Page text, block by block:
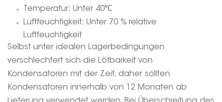
Temperatur: Unter 40℃
Luftfeuchtigkeit: Unter 70 % relative
Luftfeuchtigkeit
Selbst unter idealen Lagerbedingungen
verschlechtert sich die Lötbarkeit von
Kondensatoren mit der Zeit, daher sollten
Kondensatoren innerhalb von 12 Monaten ab